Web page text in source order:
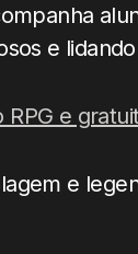
e
RPG e
e